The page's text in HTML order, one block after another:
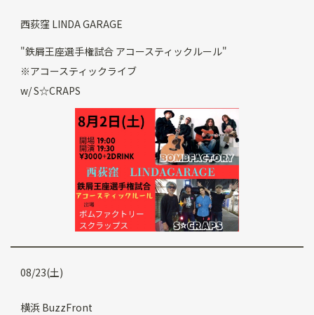
西荻窪 LINDA GARAGE
"鉄屑王座選手権試合 アコースティックルール"
※アコースティックライブ
w/ S☆CRAPS
08/23(土)
横浜 BuzzFront